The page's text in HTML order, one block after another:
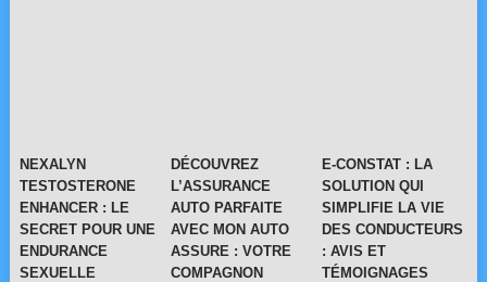
NEXALYN
TESTOSTERONE
ENHANCER : LE
SECRET POUR UNE
ENDURANCE
SEXUELLE
DÉCOUVREZ
L’ASSURANCE
AUTO PARFAITE
AVEC MON AUTO
ASSURE : VOTRE
COMPAGNON
E-CONSTAT : LA
SOLUTION QUI
SIMPLIFIE LA VIE
DES CONDUCTEURS
: AVIS ET
TÉMOIGNAGES